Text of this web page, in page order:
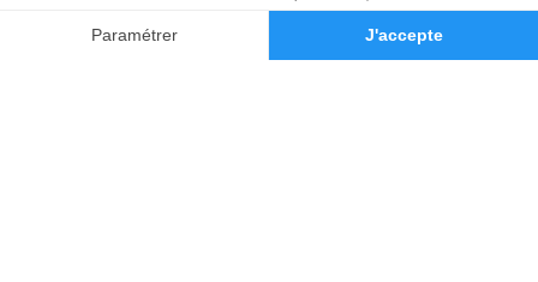
Demande de devis
Demande de rendez-vous en